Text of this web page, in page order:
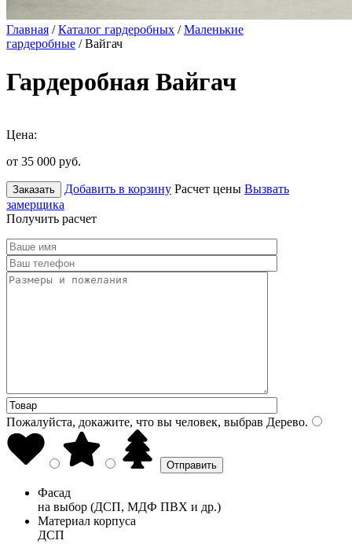
Главная /Каталог гардеробных /Маленькие
гардеробные / Вайгач
Гардеробная Вайгач
Цена:
от 35 000 руб.
Заказать Добавить в корзину Расчет цены Вызвать
замерщика
Получить расчет
Пожалуйста, докажите, что вы человек, выбрав Дерево.
Фасад
на выбор (ДСП, МДФ ПВХ и др.)
Материал корпуса
ДСП